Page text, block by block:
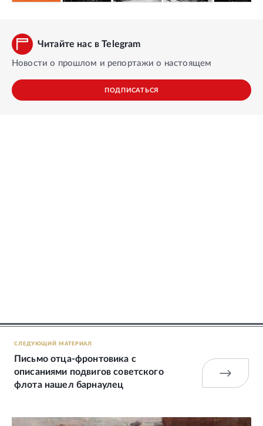
Читайте нас в Telegram
Новости о прошлом и репортажи о настоящем
ПОДПИСАТЬСЯ
СЛЕДУЮЩИЙ МАТЕРИАЛ
Письмо отца-фронтовика с
описаниями подвигов советского
флота нашел барнаулец